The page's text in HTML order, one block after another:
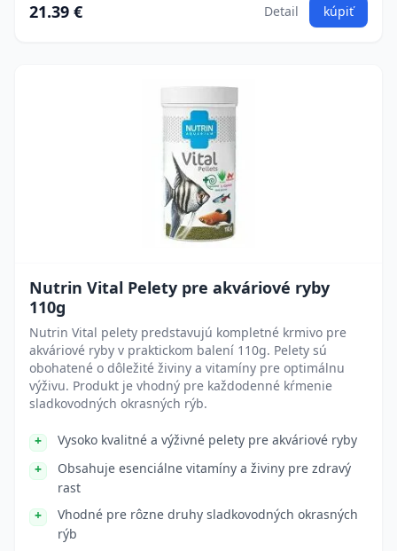
21.39 € Detail kúpiť
Nutrin Vital Pelety pre akváriové ryby
110g
Nutrin Vital pelety predstavujú kompletné krmivo pre
akváriové ryby v praktickom balení 110g. Pelety sú
obohatené o dôležité živiny a vitamíny pre optimálnu
výživu. Produkt je vhodný pre každodenné kŕmenie
sladkovodných okrasných rýb.
Vysoko kvalitné a výživné pelety pre akváriové ryby
Obsahuje esenciálne vitamíny a živiny pre zdravý
rast
Vhodné pre rôzne druhy sladkovodných okrasných
rýb